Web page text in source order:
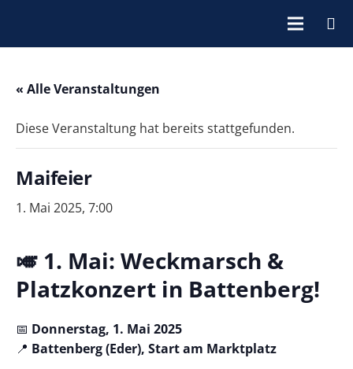
« Alle Veranstaltungen
Diese Veranstaltung hat bereits stattgefunden.
Maifeier
1. Mai 2025, 7:00
🎺 1. Mai: Weckmarsch &
Platzkonzert in Battenberg!
📅 Donnerstag, 1. Mai 2025
📍 Battenberg (Eder), Start am Marktplatz